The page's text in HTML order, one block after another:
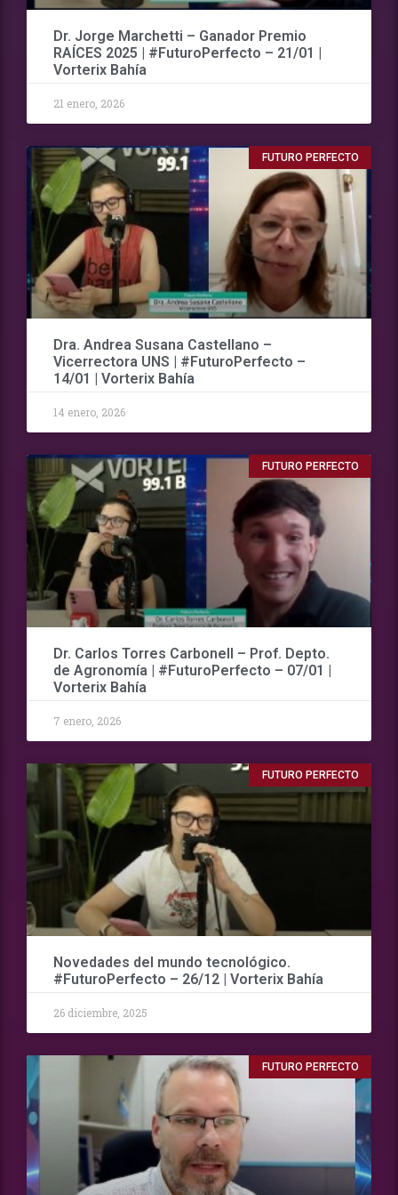
Dr. Jorge Marchetti – Ganador Premio
RAÍCES 2025 | #FuturoPerfecto – 21/01 |
Vorterix Bahía
21 enero, 2026
FUTURO PERFECTO
Dra. Andrea Susana Castellano –
Vicerrectora UNS | #FuturoPerfecto –
14/01 | Vorterix Bahía
14 enero, 2026
FUTURO PERFECTO
Dr. Carlos Torres Carbonell – Prof. Depto.
de Agronomía | #FuturoPerfecto – 07/01 |
Vorterix Bahía
7 enero, 2026
FUTURO PERFECTO
Novedades del mundo tecnológico.
#FuturoPerfecto – 26/12 | Vorterix Bahía
26 diciembre, 2025
FUTURO PERFECTO